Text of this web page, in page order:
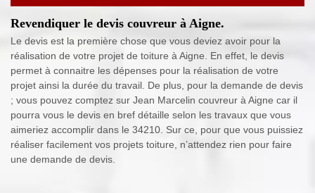
Revendiquer le devis couvreur à Aigne.
Le devis est la première chose que vous deviez avoir pour la
réalisation de votre projet de toiture à Aigne. En effet, le devis
permet à connaitre les dépenses pour la réalisation de votre
projet ainsi la durée du travail. De plus, pour la demande de devis
; vous pouvez comptez sur Jean Marcelin couvreur à Aigne car il
pourra vous le devis en bref détaille selon les travaux que vous
aimeriez accomplir dans le 34210. Sur ce, pour que vous puissiez
réaliser facilement vos projets toiture, n’attendez rien pour faire
une demande de devis.